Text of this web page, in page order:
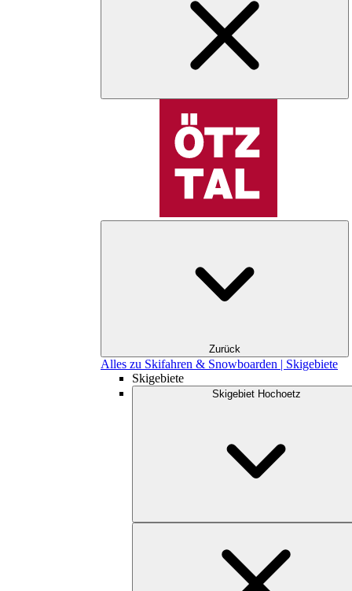
Zurück
Alles zu Skifahren & Snowboarden | Skigebiete
Skigebiete
Skigebiet Hochoetz